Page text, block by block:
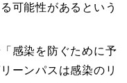
可能性があるという
感染を防ぐために予
ーンパスは感染のリ